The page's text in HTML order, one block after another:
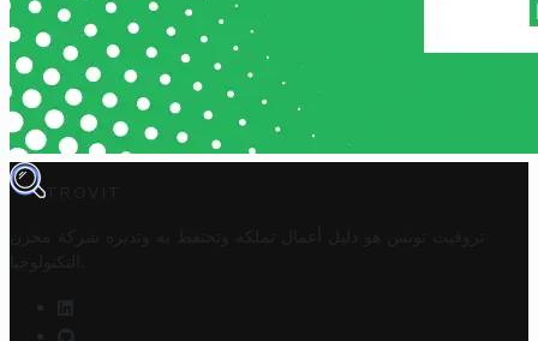
TROVIT
تروفيت تونس هو دليل أعمال تملكه وتحتفظ به وتديره
شركة مخزن
التكنولوجيا